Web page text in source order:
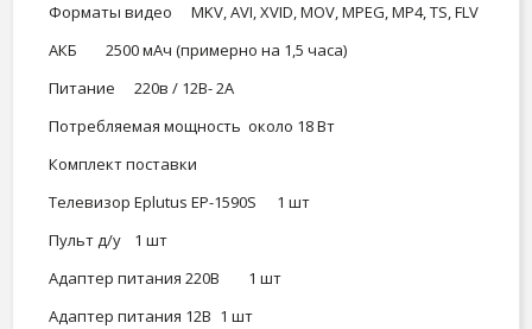
Форматы видео
MKV, AVI, XVID, MOV, MPEG, MP4, TS, FLV
АКБ
2500 мАч (примерно на 1,5 часа)
Питание
220в / 12В- 2А
Потребляемая мощность около 18 Вт
Комплект поставки
Телевизор Eplutus EP-1590S
1 шт
Пульт д/у
1 шт
Адаптер питания 220В
1 шт
Адаптер питания 12В 1 шт